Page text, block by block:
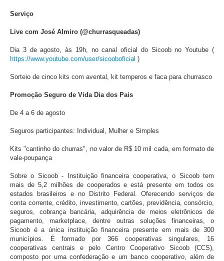
Serviço
Live com José Almiro (@churrasqueadas)
Dia 3 de agosto, às 19h, no canal oficial do Sicoob no Youtube (
https://www.youtube.com/user/sicooboficial )
Sorteio de cinco kits com avental, kit temperos e faca para churrasco
Promoção Seguro de Vida Dia dos Pais
De 4 a 6 de agosto
Seguros participantes: Individual, Mulher e Simples
Kits "cantinho do churras", no valor de R$ 10 mil cada, em formato de
vale-poupança
Sobre o Sicoob - Instituição financeira cooperativa, o Sicoob tem
mais de 5,2 milhões de cooperados e está presente em todos os
estados brasileiros e no Distrito Federal. Oferecendo serviços de
conta corrente, crédito, investimento, cartões, previdência, consórcio,
seguros, cobrança bancária, adquirência de meios eletrônicos de
pagamento, marketplace, dentre outras soluções financeiras, o
Sicoob é a única instituição financeira presente em mais de 300
municípios. É formado por 366 cooperativas singulares, 16
cooperativas centrais e pelo Centro Cooperativo Sicoob (CCS),
composto por uma confederação e um banco cooperativo, além de